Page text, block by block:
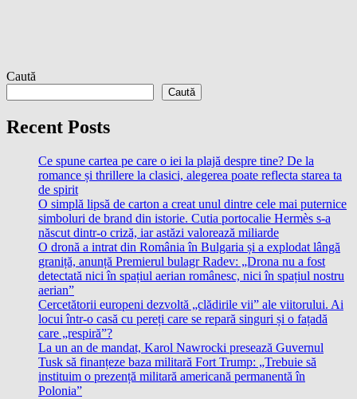
Caută
Caută
Recent Posts
Ce spune cartea pe care o iei la plajă despre tine? De la
romance și thrillere la clasici, alegerea poate reflecta starea ta
de spirit
O simplă lipsă de carton a creat unul dintre cele mai puternice
simboluri de brand din istorie. Cutia portocalie Hermès s-a
născut dintr-o criză, iar astăzi valorează miliarde
O dronă a intrat din România în Bulgaria și a explodat lângă
graniță, anunță Premierul bulagr Radev: „Drona nu a fost
detectată nici în spațiul aerian românesc, nici în spațiul nostru
aerian”
Cercetătorii europeni dezvoltă „clădirile vii” ale viitorului. Ai
locui într-o casă cu pereți care se repară singuri și o fațadă
care „respiră”?
La un an de mandat, Karol Nawrocki presează Guvernul
Tusk să finanțeze baza militară Fort Trump: „Trebuie să
instituim o prezență militară americană permanentă în
Polonia”